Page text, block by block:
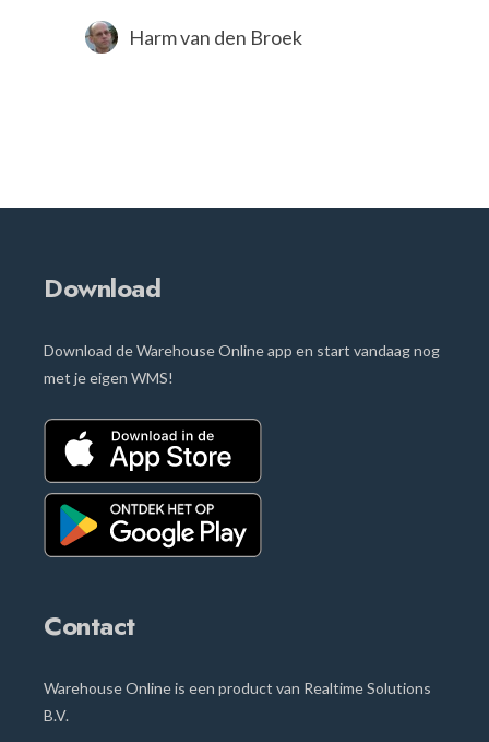
Harm van den Broek
Download
Download de Warehouse Online app en start vandaag nog
met je eigen WMS!
Contact
Warehouse Online is een product van Realtime Solutions
B.V.